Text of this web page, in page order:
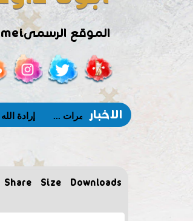
الاخبار
مؤتمرات ... إرادة الله
الموقع الرسمى
Share Size Downloads